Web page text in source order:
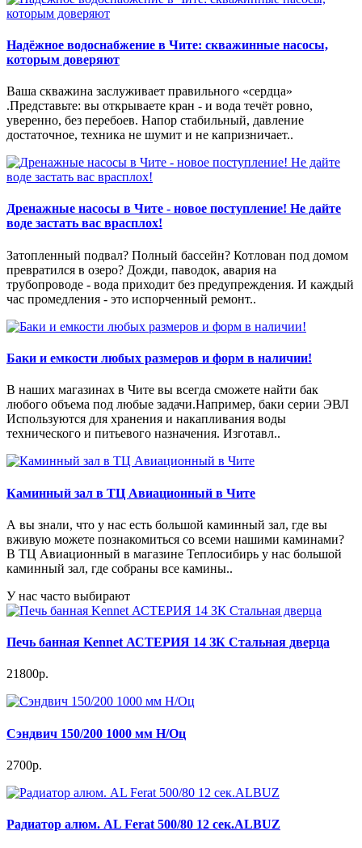
Надёжное водоснабжение в Чите: скважинные насосы,
которым доверяют
Ваша скважина заслуживает правильного «сердца»
.Представьте: вы открываете кран - и вода течёт ровно,
уверенно, без перебоев. Напор стабильный, давление
достаточное, техника не шумит и не капризничает..
Дренажные насосы в Чите - новое поступление! Не дайте
воде застать вас врасплох!
Затопленный подвал? Полный бассейн? Котлован под домом
превратился в озеро? Дожди, паводок, авария на
трубопроводе - вода приходит без предупреждения. И каждый
час промедления - это испорченный ремонт..
Баки и емкости любых размеров и форм в наличии!
В наших магазинах в Чите вы всегда сможете найти бак
любого объема под любые задачи.Например, баки серии ЭВЛ
Используются для хранения и накапливания воды
технического и питьевого назначения. Изготавл..
Каминный зал в ТЦ Авиационный в Чите
А вы знали, что у нас есть большой каминный зал, где вы
вживую можете познакомиться со всеми нашими каминами?
В ТЦ Авиационный в магазине Теплосибирь у нас большой
каминный зал, где собраны все камины..
У нас часто выбирают
Печь банная Kennet АСТЕРИЯ 14 ЗК Стальная дверца
21800р.
Сэндвич 150/200 1000 мм Н/Оц
2700р.
Радиатор алюм. AL Ferat 500/80 12 сек.ALBUZ